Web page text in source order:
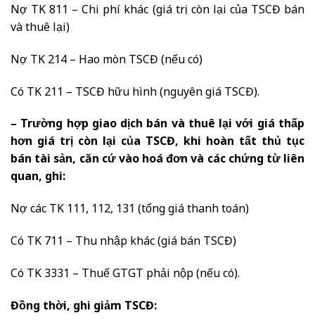
Nợ TK 811 – Chi phí khác (giá trị còn lại của TSCĐ bán
và thuê lại)
Nợ TK 214 – Hao mòn TSCĐ (nếu có)
Có TK 211 – TSCĐ hữu hình (nguyên giá TSCĐ).
– Trường hợp giao dịch bán và thuê lại với giá thấp
hơn giá trị còn lại của TSCĐ, khi hoàn tất thủ tục
bán tài sản, căn cứ vào hoá đơn và các chứng từ liên
quan, ghi:
Nợ các TK 111, 112, 131 (tổng giá thanh toán)
Có TK 711 – Thu nhập khác (giá bán TSCĐ)
Có TK 3331 – Thuế GTGT phải nộp (nếu có).
Đồng thời, ghi giảm TSCĐ: